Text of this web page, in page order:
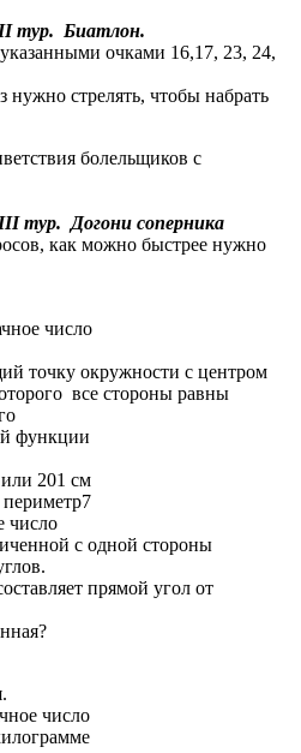
очками 16,17, 23, 24,
нужно стрелять, чтобы набрать
болельщиков с
соперника
как можно быстрее нужно
число
точку окружности с центром
все стороны равны
функции
201 см
число
с одной стороны
прямой угол от
число